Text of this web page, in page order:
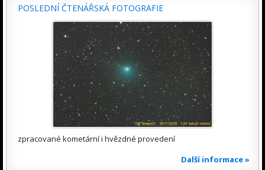
POSLEDNÍ ČTENÁŘSKÁ FOTOGRAFIE
zpracované kometární i hvězdné provedení
Další informace »